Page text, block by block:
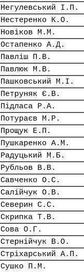
Негулевський І.П.
Нестеренко К.О.
Новіков М.М.
Остапенко А.Д.
Павліш П.В.
Павлюк М.В.
Пашковський М.І.
Петруняк Є.В.
Підласа Р.А.
Потураєв М.Р.
Прощук Е.П.
Пушкаренко А.М.
Радуцький М.Б.
Рубльов В.В.
Савченко О.С.
Салійчук О.В.
Северин С.С.
Скрипка Т.В.
Сова О.Г.
Стернійчук В.О.
Стріхарський А.П.
Сушко П.М.